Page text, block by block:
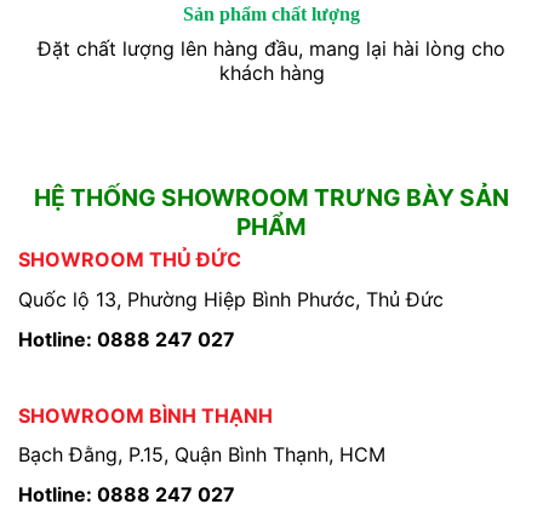
Sản phẩm chất lượng
Đặt chất lượng lên hàng đầu, mang lại hài lòng cho
khách hàng
HỆ THỐNG SHOWROOM TRƯNG BÀY SẢN
PHẨM
SHOWROOM THỦ ĐỨC
Quốc lộ 13, Phường Hiệp Bình Phước, Thủ Đức
Hotline: 0888 247 027
SHOWROOM BÌNH THẠNH
Bạch Đằng, P.15, Quận Bình Thạnh, HCM
Hotline: 0888 247 027